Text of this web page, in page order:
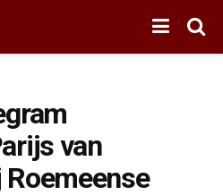
van